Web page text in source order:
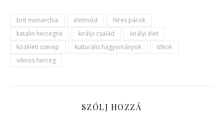
brit monarchia életmód
híres párok
katalin hercegné
királyi család
királyi élet
közéleti szerep
kulturális hagyományok
titkok
vilmos herceg
SZÓLJ HOZZÁ